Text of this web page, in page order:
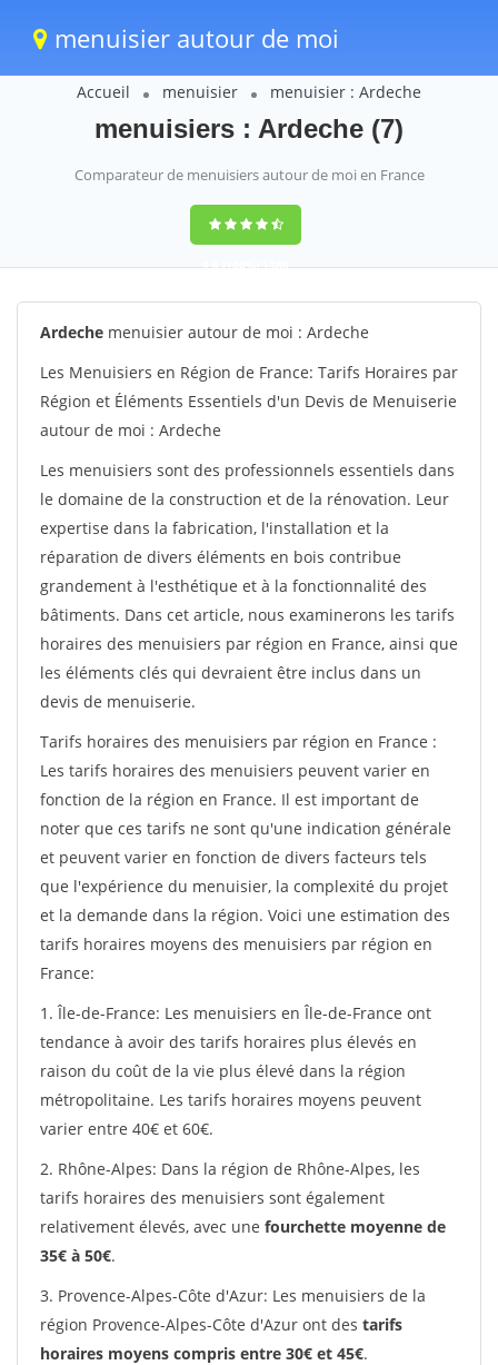
menuisier autour de moi
Accueil menuisier menuisier : Ardeche
menuisiers : Ardeche (7)
Comparateur de menuisiers autour de moi en France
9,6(100%)1388
votes
Ardeche menuisier autour de moi : Ardeche
Les Menuisiers en Région de France: Tarifs Horaires par
Région et Éléments Essentiels d'un Devis de Menuiserie
autour de moi : Ardeche
Les menuisiers sont des professionnels essentiels dans
le domaine de la construction et de la rénovation. Leur
expertise dans la fabrication, l'installation et la
réparation de divers éléments en bois contribue
grandement à l'esthétique et à la fonctionnalité des
bâtiments. Dans cet article, nous examinerons les tarifs
horaires des menuisiers par région en France, ainsi que
les éléments clés qui devraient être inclus dans un
devis de menuiserie.
Tarifs horaires des menuisiers par région en France :
Les tarifs horaires des menuisiers peuvent varier en
fonction de la région en France. Il est important de
noter que ces tarifs ne sont qu'une indication générale
et peuvent varier en fonction de divers facteurs tels
que l'expérience du menuisier, la complexité du projet
et la demande dans la région. Voici une estimation des
tarifs horaires moyens des menuisiers par région en
France:
1. Île-de-France: Les menuisiers en Île-de-France ont
tendance à avoir des tarifs horaires plus élevés en
raison du coût de la vie plus élevé dans la région
métropolitaine. Les tarifs horaires moyens peuvent
varier entre 40€ et 60€.
2. Rhône-Alpes: Dans la région de Rhône-Alpes, les
tarifs horaires des menuisiers sont également
relativement élevés, avec une fourchette moyenne de
35€ à 50€.
3. Provence-Alpes-Côte d'Azur: Les menuisiers de la
région Provence-Alpes-Côte d'Azur ont des tarifs
horaires moyens compris entre 30€ et 45€.